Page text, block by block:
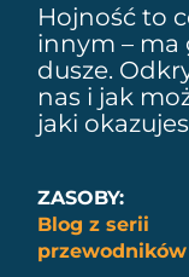
Hojność to
innym – ma
dusze.
nas i jak
jaki
ZASOBY:
Blog z serii